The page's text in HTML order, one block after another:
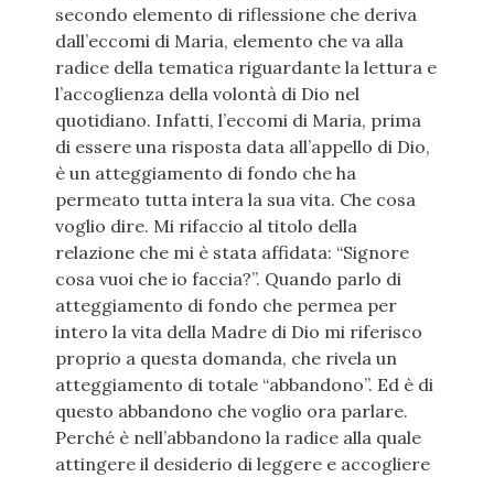
secondo elemento di riflessione che deriva
dall’eccomi di Maria, elemento che va alla
radice della tematica riguardante la lettura e
l’accoglienza della volontà di Dio nel
quotidiano. Infatti, l’eccomi di Maria, prima
di essere una risposta data all’appello di Dio,
è un atteggiamento di fondo che ha
permeato tutta intera la sua vita. Che cosa
voglio dire. Mi rifaccio al titolo della
relazione che mi è stata affidata: “Signore
cosa vuoi che io faccia?”. Quando parlo di
atteggiamento di fondo che permea per
intero la vita della Madre di Dio mi riferisco
proprio a questa domanda, che rivela un
atteggiamento di totale “abbandono”. Ed è di
questo abbandono che voglio ora parlare.
Perché è nell’abbandono la radice alla quale
attingere il desiderio di leggere e accogliere